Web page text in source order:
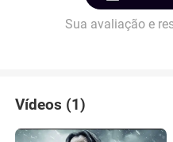
Sua avaliação e
Vídeos (1)